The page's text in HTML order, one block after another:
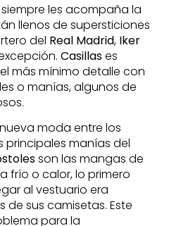
les acompaña la
llenos de supersticiones
del Real Madrid, Iker
Casillases
más mínimo detalle con
o manías, algunos de
moda entre los
principales manías del
son las mangas de
frío o calor, lo primero
al vestuario era
de sus camisetas. Este
para la